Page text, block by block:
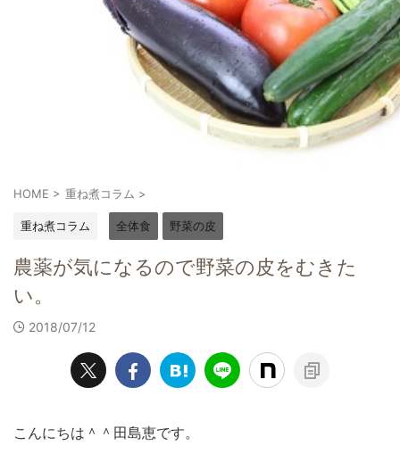
HOME > 重ね煮コラム >
重ね煮コラム 全体食 野菜の皮
農薬が気になるので野菜の皮をむきた
い。
2018/07/12
こんにちは＾＾田島恵です。